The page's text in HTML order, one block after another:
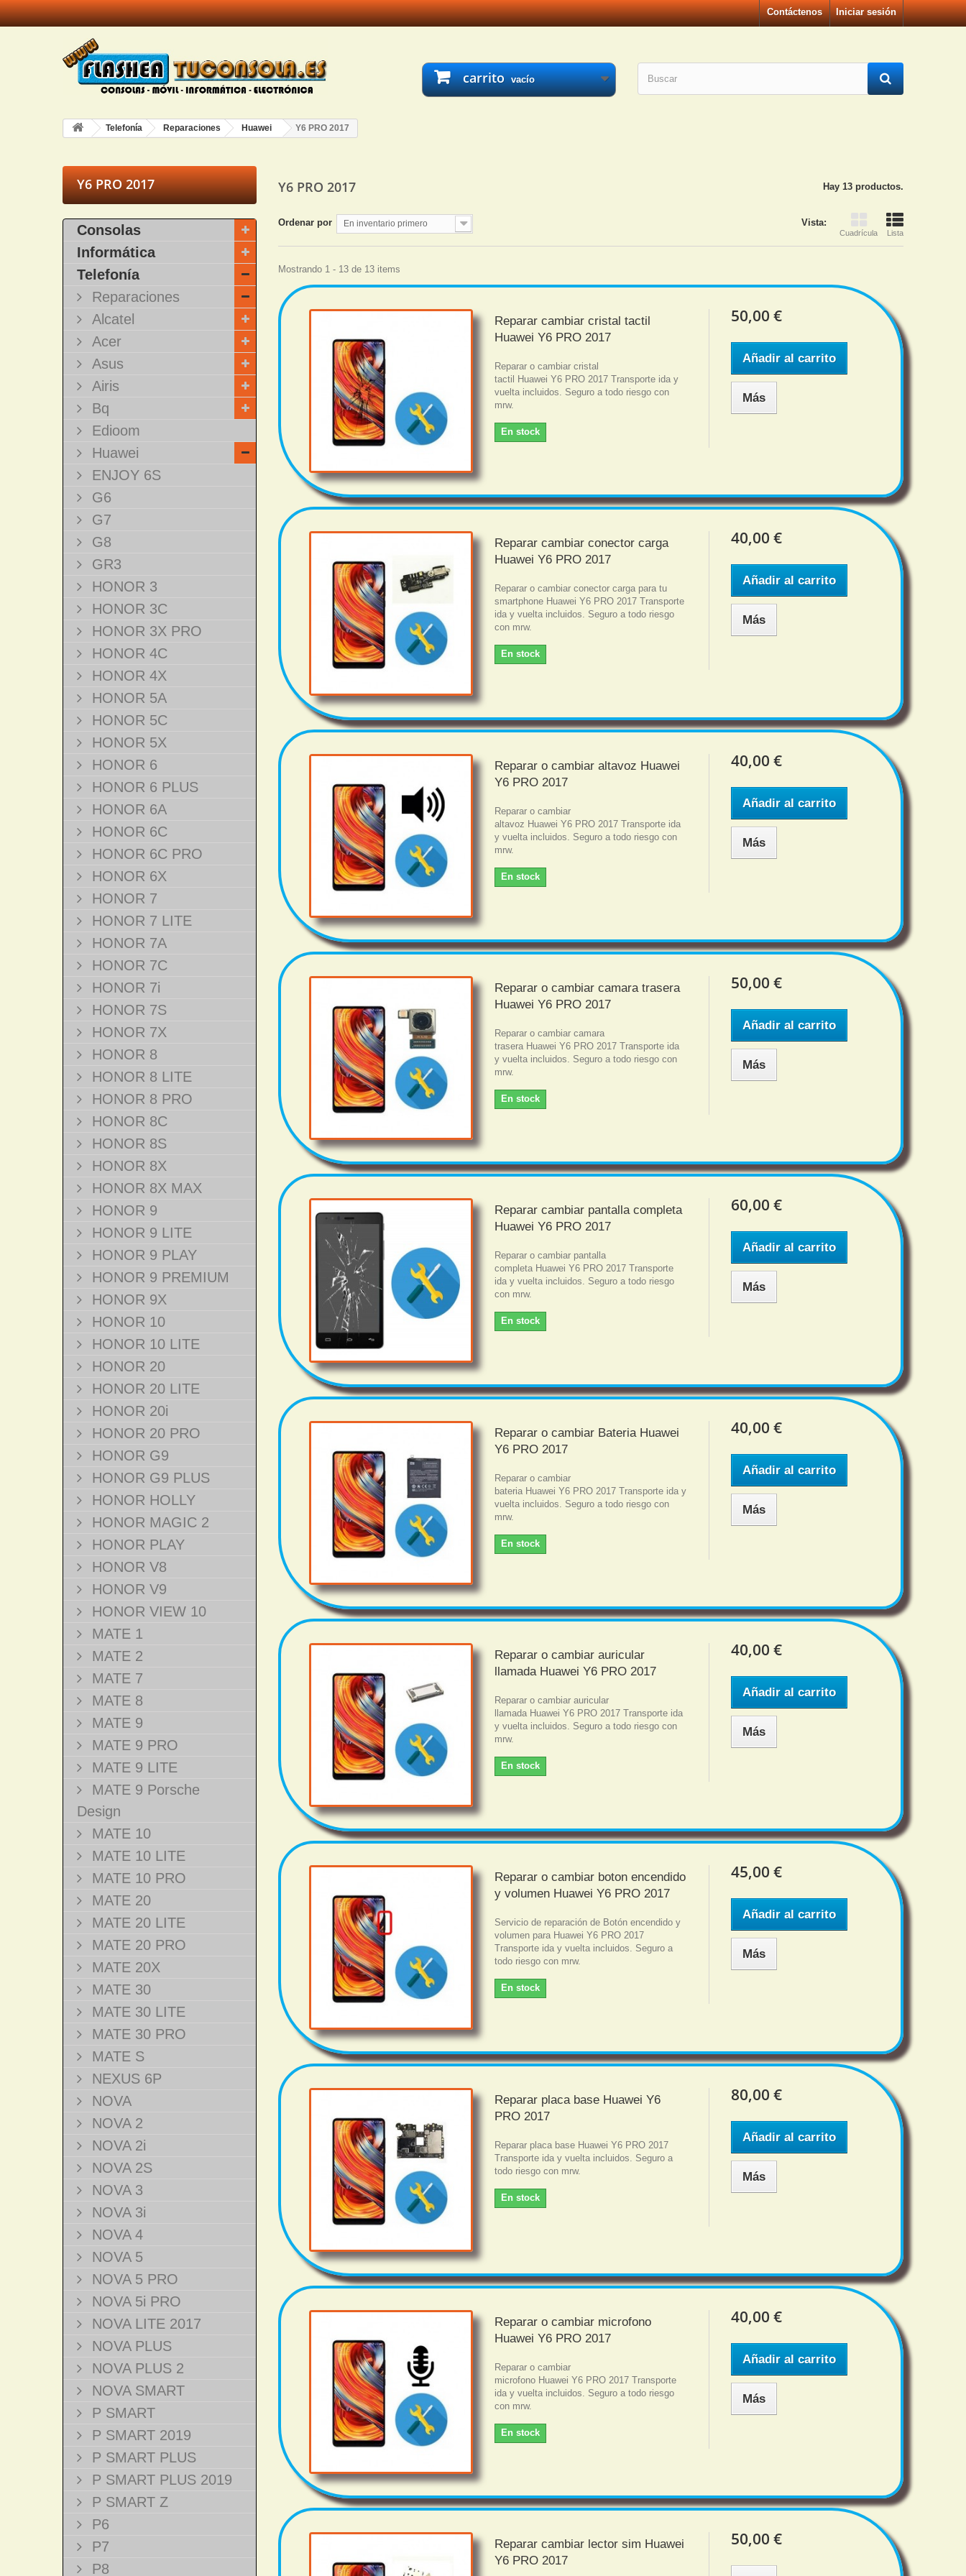
Iniciar sesión
Contáctenos
carrito vacío
Telefonía Reparaciones Huawei Y6 PRO 2017
Y6 PRO 2017
Consolas
Informática
Telefonía
Reparaciones
Alcatel
Acer
Asus
Airis
Bq
Edioom
Huawei
ENJOY 6S
G6
G7
G8
GR3
HONOR 3
HONOR 3C
HONOR 3X PRO
HONOR 4C
HONOR 4X
HONOR 5A
HONOR 5C
HONOR 5X
HONOR 6
HONOR 6 PLUS
HONOR 6A
HONOR 6C
HONOR 6C PRO
HONOR 6X
HONOR 7
HONOR 7 LITE
HONOR 7A
HONOR 7C
HONOR 7i
HONOR 7S
HONOR 7X
HONOR 8
HONOR 8 LITE
HONOR 8 PRO
HONOR 8C
HONOR 8S
HONOR 8X
HONOR 8X MAX
HONOR 9
HONOR 9 LITE
HONOR 9 PLAY
HONOR 9 PREMIUM
HONOR 9X
HONOR 10
HONOR 10 LITE
HONOR 20
HONOR 20 LITE
HONOR 20i
HONOR 20 PRO
HONOR G9
HONOR G9 PLUS
HONOR HOLLY
HONOR MAGIC 2
HONOR PLAY
HONOR V8
HONOR V9
HONOR VIEW 10
MATE 1
MATE 2
MATE 7
MATE 8
MATE 9
MATE 9 PRO
MATE 9 LITE
MATE 9 Porsche
Design
MATE 10
MATE 10 LITE
MATE 10 PRO
MATE 20
MATE 20 LITE
MATE 20 PRO
MATE 20X
MATE 30
MATE 30 LITE
MATE 30 PRO
MATE S
NEXUS 6P
NOVA
NOVA 2
NOVA 2i
NOVA 2S
NOVA 3
NOVA 3i
NOVA 4
NOVA 5
NOVA 5 PRO
NOVA 5i PRO
NOVA LITE 2017
NOVA PLUS
NOVA PLUS 2
NOVA SMART
P SMART
P SMART 2019
P SMART PLUS
P SMART PLUS 2019
P SMART Z
P6
P7
P8
Y6 PRO 2017 Hay 13 productos.
Vista:
Cuadrícula Lista
Ordenar por En inventario primero
Mostrando 1 - 13 de 13 items
Reparar cambiar cristal tactil
Huawei Y6 PRO 2017
Reparar o cambiar cristal
tactil Huawei Y6 PRO 2017 Transporte ida y
vuelta incluidos. Seguro a todo riesgo con
mrw.
En stock
50,00 €
Añadir al carrito
Más
Reparar cambiar conector carga
Huawei Y6 PRO 2017
Reparar o cambiar conector carga para tu
smartphone Huawei Y6 PRO 2017 Transporte
ida y vuelta incluidos. Seguro a todo riesgo
con mrw.
En stock
40,00 €
Añadir al carrito
Más
Reparar o cambiar altavoz Huawei
Y6 PRO 2017
Reparar o cambiar
altavoz Huawei Y6 PRO 2017 Transporte ida
y vuelta incluidos. Seguro a todo riesgo con
mrw.
En stock
40,00 €
Añadir al carrito
Más
Reparar o cambiar camara trasera
Huawei Y6 PRO 2017
Reparar o cambiar camara
trasera Huawei Y6 PRO 2017 Transporte ida
y vuelta incluidos. Seguro a todo riesgo con
mrw.
En stock
50,00 €
Añadir al carrito
Más
Reparar cambiar pantalla completa
Huawei Y6 PRO 2017
Reparar o cambiar pantalla
completa Huawei Y6 PRO 2017 Transporte
ida y vuelta incluidos. Seguro a todo riesgo
con mrw.
En stock
60,00 €
Añadir al carrito
Más
Reparar o cambiar Bateria Huawei
Y6 PRO 2017
Reparar o cambiar
bateria Huawei Y6 PRO 2017 Transporte ida y
vuelta incluidos. Seguro a todo riesgo con
mrw.
En stock
40,00 €
Añadir al carrito
Más
Reparar o cambiar auricular
llamada Huawei Y6 PRO 2017
Reparar o cambiar auricular
llamada Huawei Y6 PRO 2017 Transporte ida
y vuelta incluidos. Seguro a todo riesgo con
mrw.
En stock
40,00 €
Añadir al carrito
Más
Reparar o cambiar boton encendido
y volumen Huawei Y6 PRO 2017
Servicio de reparación de Botón encendido y
volumen para Huawei Y6 PRO 2017
Transporte ida y vuelta incluidos. Seguro a
todo riesgo con mrw.
En stock
45,00 €
Añadir al carrito
Más
Reparar placa base Huawei Y6
PRO 2017
Reparar placa base Huawei Y6 PRO 2017
Transporte ida y vuelta incluidos. Seguro a
todo riesgo con mrw.
En stock
80,00 €
Añadir al carrito
Más
Reparar o cambiar microfono
Huawei Y6 PRO 2017
Reparar o cambiar
microfono Huawei Y6 PRO 2017 Transporte
ida y vuelta incluidos. Seguro a todo riesgo
con mrw.
En stock
40,00 €
Añadir al carrito
Más
Reparar cambiar lector sim Huawei
Y6 PRO 2017
50,00 €